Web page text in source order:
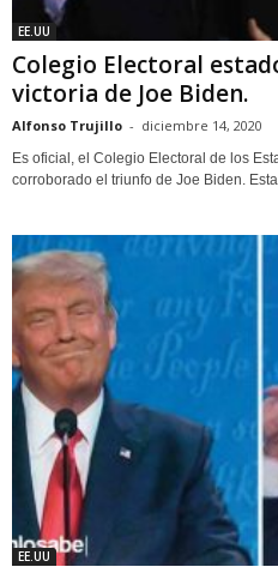
EE.UU
Colegio Electoral
victoria de Joe Biden.
Alfonso Trujillo - diciembre 14, 2020
Es oficial, el Colegio Electoral de los
corroborado el triunfo de Joe Biden. Esta
EE.UU